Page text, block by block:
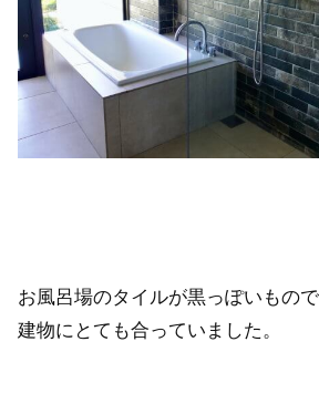
お風呂場のタイルが黒っぽいもの
建物にとても合っていました。